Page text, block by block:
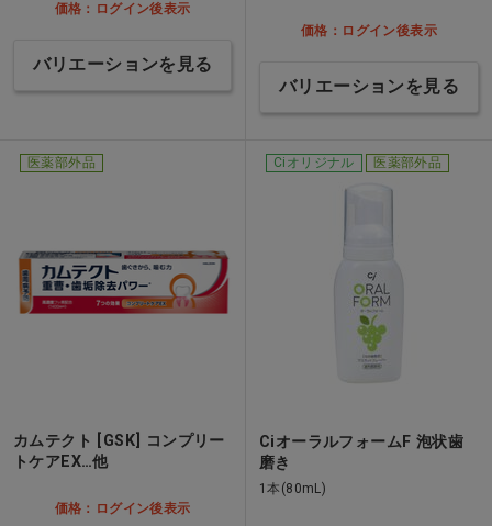
価格：ログイン後表示
バリエーションを見る
価格：ログイン後表示
バリエーションを見る
医薬部外品
カムテクト [GSK] コンプリー
トケアEX…他
価格：ログイン後表示
Ciオリジナル 医薬部外品
CiオーラルフォームF 泡状歯
磨き
1本(80mL)